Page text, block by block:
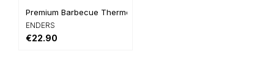
Premium Barbecue Thermometer
ENDERS
€22.90